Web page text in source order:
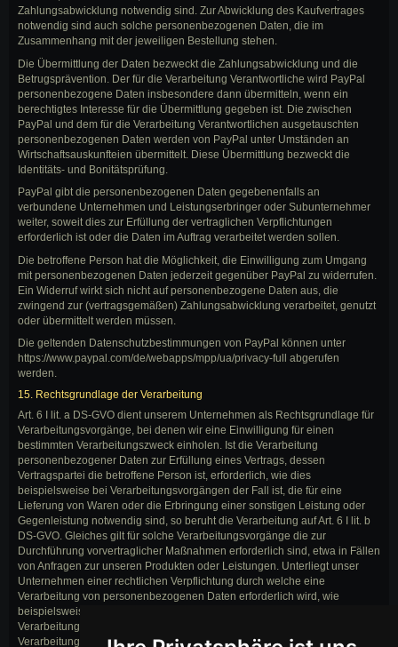
Zahlungsabwicklung notwendig sind. Zur Abwicklung des Kaufvertrages
notwendig sind auch solche personenbezogenen Daten, die im
Zusammenhang mit der jeweiligen Bestellung stehen.
Die Übermittlung der Daten bezweckt die Zahlungsabwicklung und die
Betrugsprävention. Der für die Verarbeitung Verantwortliche wird PayPal
personenbezogene Daten insbesondere dann übermitteln, wenn ein
berechtigtes Interesse für die Übermittlung gegeben ist. Die zwischen
PayPal und dem für die Verarbeitung Verantwortlichen ausgetauschten
personenbezogenen Daten werden von PayPal unter Umständen an
Wirtschaftsauskunfteien übermittelt. Diese Übermittlung bezweckt die
Identitäts- und Bonitätsprüfung.
PayPal gibt die personenbezogenen Daten gegebenenfalls an
verbundene Unternehmen und Leistungserbringer oder Subunternehmer
weiter, soweit dies zur Erfüllung der vertraglichen Verpflichtungen
erforderlich ist oder die Daten im Auftrag verarbeitet werden sollen.
Die betroffene Person hat die Möglichkeit, die Einwilligung zum Umgang
mit personenbezogenen Daten jederzeit gegenüber PayPal zu widerrufen.
Ein Widerruf wirkt sich nicht auf personenbezogene Daten aus, die
zwingend zur (vertragsgemäßen) Zahlungsabwicklung verarbeitet, genutzt
oder übermittelt werden müssen.
Die geltenden Datenschutzbestimmungen von PayPal können unter
https://www.paypal.com/de/webapps/mpp/ua/privacy-full abgerufen
werden.
15. Rechtsgrundlage der Verarbeitung
Art. 6 I lit. a DS-GVO dient unserem Unternehmen als Rechtsgrundlage für
Verarbeitungsvorgänge, bei denen wir eine Einwilligung für einen
bestimmten Verarbeitungszweck einholen. Ist die Verarbeitung
personenbezogener Daten zur Erfüllung eines Vertrags, dessen
Vertragspartei die betroffene Person ist, erforderlich, wie dies
beispielsweise bei Verarbeitungsvorgängen der Fall ist, die für eine
Lieferung von Waren oder die Erbringung einer sonstigen Leistung oder
Gegenleistung notwendig sind, so beruht die Verarbeitung auf Art. 6 I lit. b
DS-GVO. Gleiches gilt für solche Verarbeitungsvorgänge die zur
Durchführung vorvertraglicher Maßnahmen erforderlich sind, etwa in Fällen
von Anfragen zur unseren Produkten oder Leistungen. Unterliegt unser
Unternehmen einer rechtlichen Verpflichtung durch welche eine
Verarbeitung von personenbezogenen Daten erforderlich wird, wie
beispielsweise zur Erfüllung steuerlicher Pflichten, so basiert die
Verarbeitung auf Art. 6 I lit. c DS-GVO. In seltenen Fällen könnte die
Verarbeitung von personenbezogenen Daten erforderlich werden, um